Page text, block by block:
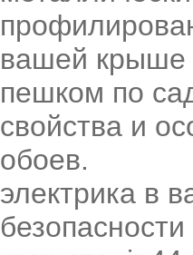
вашей крыше
пешком по
свойства и
обоев.
электрика в